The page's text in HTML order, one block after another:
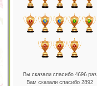
Вы сказали спасибо 4696 раз
Вам сказали спасибо 2892